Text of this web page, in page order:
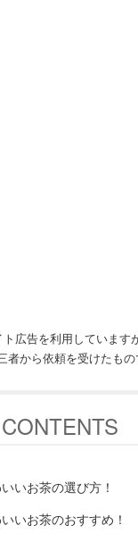
広告を利用しています
から依頼を受けたもの
CONTENTS
いお茶の選び方！
いお茶のおすすめ！